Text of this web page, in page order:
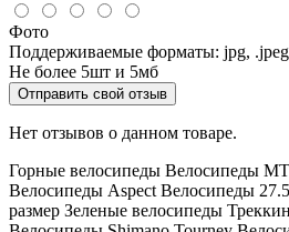
Фото
Поддерживаемые форматы: jpg,
Не более 5шт и 5мб
Отправить свой отзыв
Нет отзывов о данном товаре.
Горные велосипеды Велосипеды
Велосипеды Aspect Велосипеды
размер Зеленые велосипеды